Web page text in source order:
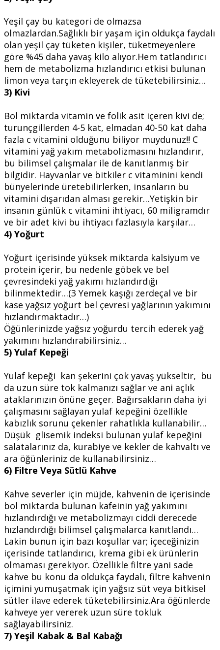
Yeşil çay bu kategori de olmazsa
olmazlardan.Sağlıklı bir yaşam için oldukça faydalı
olan yeşil çay tüketen kişiler, tüketmeyenlere
göre %45 daha yavaş kilo alıyor.Hem tatlandırıcı
hem de metabolizma hızlandırıcı etkisi bulunan
limon veya tarçın ekleyerek de tüketebilirsiniz…
3) Kivi
Bol miktarda vitamin ve folik asit içeren kivi de;
turunçgillerden 4-5 kat, elmadan 40-50 kat daha
fazla c vitamini olduğunu biliyor muydunuz!! C
vitamini yağ yakım metabolizmasını hızlandırır,
bu bilimsel çalışmalar ile de kanıtlanmış bir
bilgidir. Hayvanlar ve bitkiler c vitaminini kendi
bünyelerinde üretebilirlerken, insanların bu
vitamini dışarıdan alması gerekir…Yetişkin bir
insanın günlük c vitamini ihtiyacı, 60 miligramdır
ve bir adet kivi bu ihtiyacı fazlasıyla karşılar…
4) Yoğurt
Yoğurt içerisinde yüksek miktarda kalsiyum ve
protein içerir, bu nedenle göbek ve bel
çevresindeki yağ yakımı hızlandırdığı
bilinmektedir…(3 Yemek kaşığı zerdeçal ve bir
kase yağsız yoğurt bel çevresi yağlarının yakımını
hızlandırmaktadır…)
Öğünlerinizde yağsız yoğurdu tercih ederek yağ
yakımını hızlandırabilirsiniz…
5) Yulaf Kepeği
Yulaf kepeği kan şekerini çok yavaş yükseltir, bu
da uzun süre tok kalmanızı sağlar ve ani açlık
ataklarınızın önüne geçer. Bağırsakların daha iyi
çalışmasını sağlayan yulaf kepeğini özellikle
kabızlık sorunu çekenler rahatlıkla kullanabilir…
Düşük glisemik indeksi bulunan yulaf kepeğini
salatalarınız da, kurabiye ve kekler de kahvaltı ve
ara öğünleriniz de kullanabilirsiniz…
6) Filtre Veya Sütlü Kahve
Kahve severler için müjde, kahvenin de içerisinde
bol miktarda bulunan kafeinin yağ yakımını
hızlandırdığı ve metabolizmayı ciddi derecede
hızlandırdığı bilimsel çalışmalarca kanıtlandı…
Lakin bunun için bazı koşullar var; içeceğinizin
içerisinde tatlandırıcı, krema gibi ek ürünlerin
olmaması gerekiyor. Özellikle filtre yani sade
kahve bu konu da oldukça faydalı, filtre kahvenin
içimini yumuşatmak için yağsız süt veya bitkisel
sütler ilave ederek tüketebilirsiniz.Ara öğünlerde
kahveye yer vererek uzun süre tokluk
sağlayabilirsiniz.
7) Yeşil Kabak & Bal Kabağı